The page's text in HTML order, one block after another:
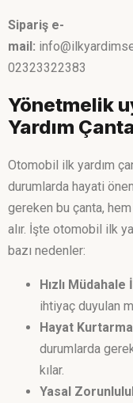
Sipariş e-
mail:
02323322383
Yönetmelik
Yardım
Otomobil ilk yardım
durumlarda hayati
gereken bu çanta,
alır. İşte otomobil ilk
bazı nedenler:
Hızlı Müdahale
ihtiyaç duyulan
Hayat
durumlarda
kılar.
Yasal